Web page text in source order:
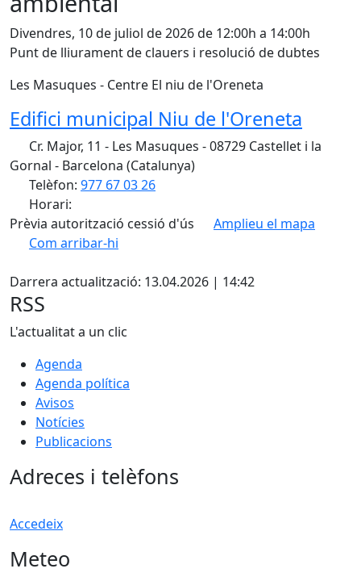
Divendres, 10 de juliol de 2026 de 12:00h a 14:00h
Punt de lliurament de clauers i resolució de dubtes
Les Masuques - Centre El niu de l'Oreneta
Edifici municipal Niu de l'Oreneta
Cr. Major, 11 - Les Masuques - 08729 Castellet i la
Gornal - Barcelona (Catalunya)
Telèfon: 977 67 03 26
Horari:
Prèvia autorització cessió d'ús
Amplieu el mapa
Com arribar-hi
+
−
Darrera actualització: 13.04.2026 | 14:42
RSS
L'actualitat a un clic
Agenda
Agenda política
Avisos
Notícies
Publicacions
Adreces i telèfons
Accedeix
Meteo